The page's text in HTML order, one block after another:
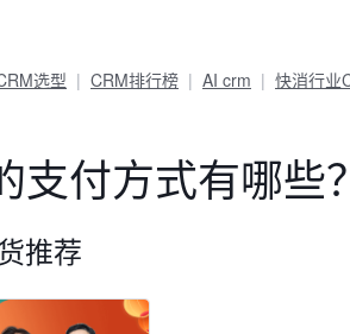
选型 CRM排行榜 AI crm 快消行业
支付方式有哪些？
推荐